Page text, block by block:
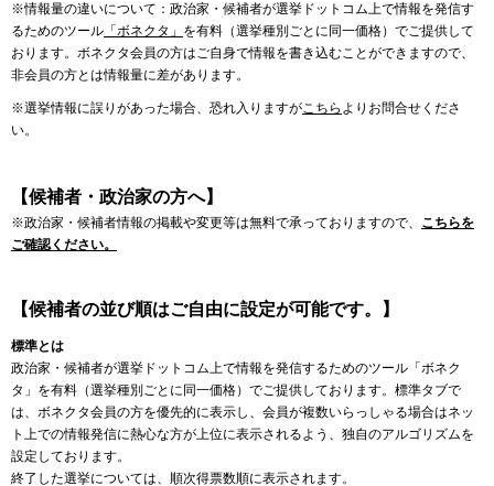
※情報量の違いについて：政治家・候補者が選挙ドットコム上で情報を発信す
るためのツール 「ボネクタ」 を有料（選挙種別ごとに同一価格）でご提供して
おります。ボネクタ会員の方はご自身で情報を書き込むことができますので、
非会員の方とは情報量に差があります。
※選挙情報に誤りがあった場合、恐れ入りますがこちら よりお問合せくださ
い。
【候補者・政治家の方へ】
※政治家・候補者情報の掲載や変更等は無料で承っておりますので、 こちらを
ご確認ください。
【候補者の並び順はご自由に設定が可能です。】
標準とは
政治家・候補者が選挙ドットコム上で情報を発信するためのツール「ボネク
タ」を有料（選挙種別ごとに同一価格）でご提供しております。標準タブで
は、ボネクタ会員の方を優先的に表示し、会員が複数いらっしゃる場合はネッ
ト上での情報発信に熱心な方が上位に表示されるよう、独自のアルゴリズムを
設定しております。
終了した選挙については、順次得票数順に表示されます。